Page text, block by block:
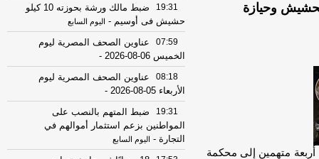
الحشيش وحيازة
أربعة متهمين إلى محكمة
19:31
ضبط مالك ورشة بحوزته 10 كيلو
حشيش فى أوسيم - اليوم السابع
07:59
عناوين الصحف المصرية ليوم
الخميس 06-08-2026
-
08:18
عناوين الصحف المصرية ليوم
الأربعاء 05-08-2026
-
19:31
ضبط المتهم بالنصب على
المواطنين بزعم استثمار أموالهم في
التجارة - اليوم السابع